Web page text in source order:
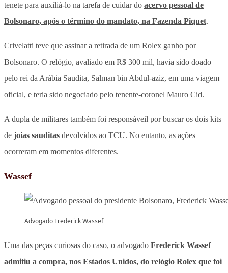
tenete para auxiliá-lo na tarefa de cuidar do acervo pessoal de
Bolsonaro, após o término do mandato, na Fazenda Piquet.
Crivelatti teve que assinar a retirada de um Rolex ganho por
Bolsonaro. O relógio, avaliado em R$ 300 mil, havia sido doado
pelo rei da Arábia Saudita, Salman bin Abdul-aziz, em uma viagem
oficial, e teria sido negociado pelo tenente-coronel Mauro Cid.
A dupla de militares também foi responsáveil por buscar os dois kits
de joias sauditas devolvidos ao TCU. No entanto, as ações
ocorreram em momentos diferentes.
Wassef
Advogado Frederick Wassef
Uma das peças curiosas do caso, o advogado Frederick Wassef
admitiu a compra, nos Estados Unidos, do relógio Rolex que foi